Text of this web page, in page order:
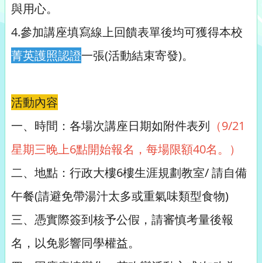
與用心。
4.參加講座填寫線上回饋表單後均可獲得本校
菁英護照認證一張(活動結束寄發)。
活動內容
一、時間：各場次講座日期如附件表列 （9/21
星期三晚上6點開始報名，每場限額40名。）
二、地點：行政大樓6樓生涯規劃教室/ 請自備
午餐(請避免帶湯汁太多或重氣味類型食物)
三、憑實際簽到核予公假，請審慎考量後報
名，以免影響同學權益。